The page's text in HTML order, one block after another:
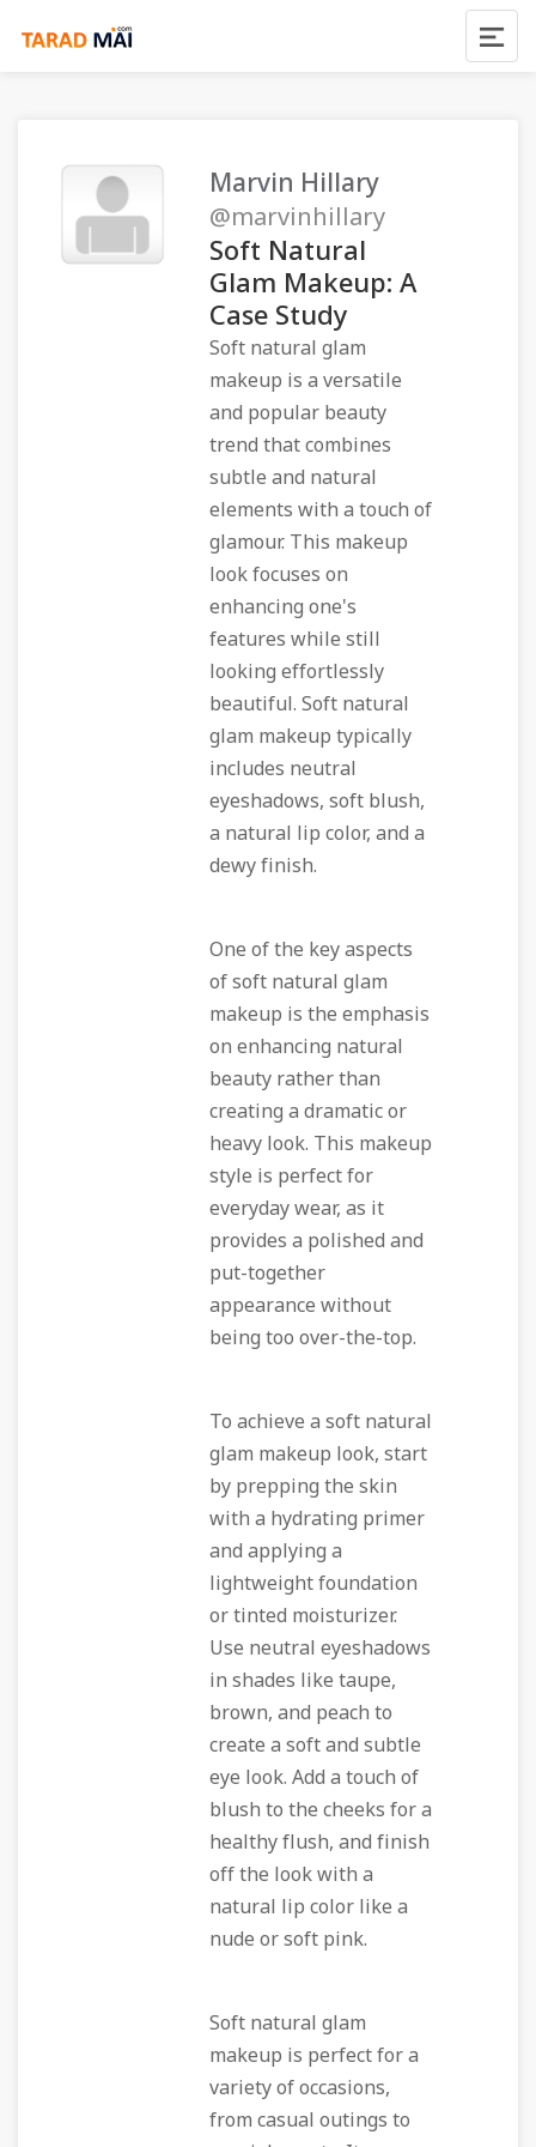
Marvin Hillary
@marvinhillary
Soft Natural
Glam Makeup: A
Case Study
Soft natural glam
makeup is a versatile
and popular beauty
trend that combines
subtle and natural
elements with a touch of
glamour. This makeup
look focuses on
enhancing one's
features while still
looking effortlessly
beautiful. Soft natural
glam makeup typically
includes neutral
eyeshadows, soft blush,
a natural lip color, and a
dewy finish.
One of the key aspects
of soft natural glam
makeup is the emphasis
on enhancing natural
beauty rather than
creating a dramatic or
heavy look. This makeup
style is perfect for
everyday wear, as it
provides a polished and
put-together
appearance without
being too over-the-top.
To achieve a soft natural
glam makeup look, start
by prepping the skin
with a hydrating primer
and applying a
lightweight foundation
or tinted moisturizer.
Use neutral eyeshadows
in shades like taupe,
brown, and peach to
create a soft and subtle
eye look. Add a touch of
blush to the cheeks for a
healthy flush, and finish
off the look with a
natural lip color like a
nude or soft pink.
Soft natural glam
makeup is perfect for a
variety of occasions,
from casual outings to